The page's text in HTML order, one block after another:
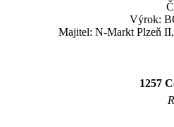
Výrok:
Majitel: N-Markt Plzeň
1257